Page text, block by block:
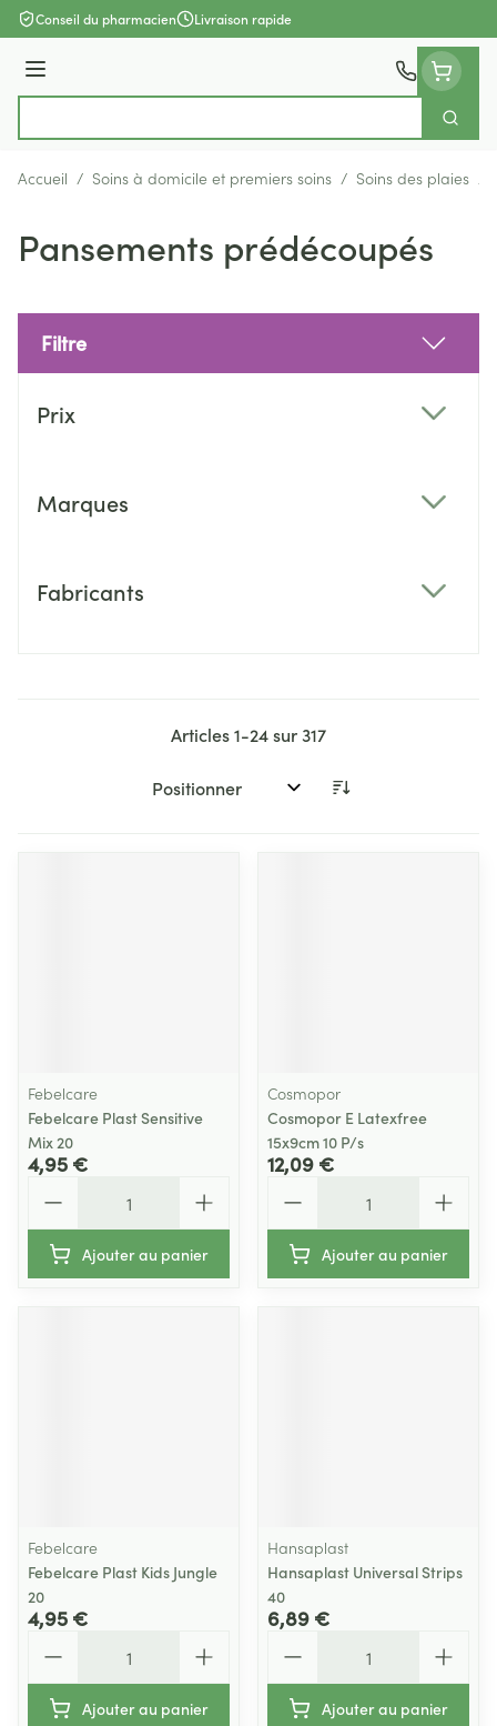
Aller au contenu
Conseil du pharmacien Livraison rapide
Menu
Accueil / Soins à domicile et premiers soins / Soins des plaies /
Pansements prédécoupés
Filtre
Prix
Marques
Fabricants
Articles1-24sur317
Trier par:
Febelcare
Febelcare Plast Sensitive
Mix 20
4,95 €
Ajouter au panier
Cosmopor
Cosmopor E Latexfree
15x9cm 10 P/s
12,09 €
Ajouter au panier
Febelcare
Febelcare Plast Kids Jungle
20
4,95 €
Ajouter au panier
Hansaplast
Hansaplast Universal Strips
40
6,89 €
Ajouter au panier